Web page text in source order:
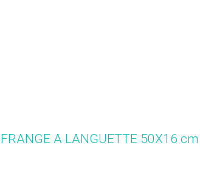
FRANGE A LANGUETTE 50X16